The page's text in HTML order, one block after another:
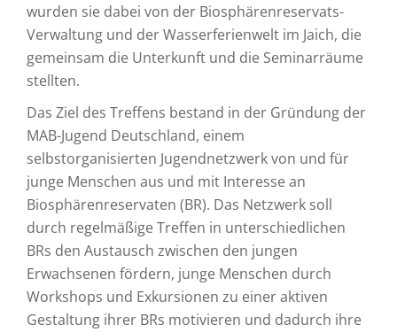
wurden sie dabei von der Biosphärenreservats-
Verwaltung und der Wasserferienwelt im Jaich, die
gemeinsam die Unterkunft und die Seminarräume
stellten.
Das Ziel des Treffens bestand in der Gründung der
MAB-Jugend Deutschland, einem
selbstorganisierten Jugendnetzwerk von und für
junge Menschen aus und mit Interesse an
Biosphärenreservaten (BR). Das Netzwerk soll
durch regelmäßige Treffen in unterschiedlichen
BRs den Austausch zwischen den jungen
Erwachsenen fördern, junge Menschen durch
Workshops und Exkursionen zu einer aktiven
Gestaltung ihrer BRs motivieren und dadurch ihre